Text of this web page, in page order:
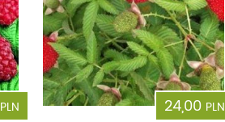
PLN
24,00 PLN